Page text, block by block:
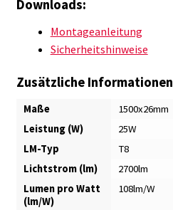
Downloads:
Montageanleitung
Sicherheitshinweise
Zusätzliche Informationen
Maße
1500x26mm
Leistung (W)
25W
LM-Typ
T8
Lichtstrom (lm)
2700lm
Lumen pro Watt
(lm/W)
108lm/W